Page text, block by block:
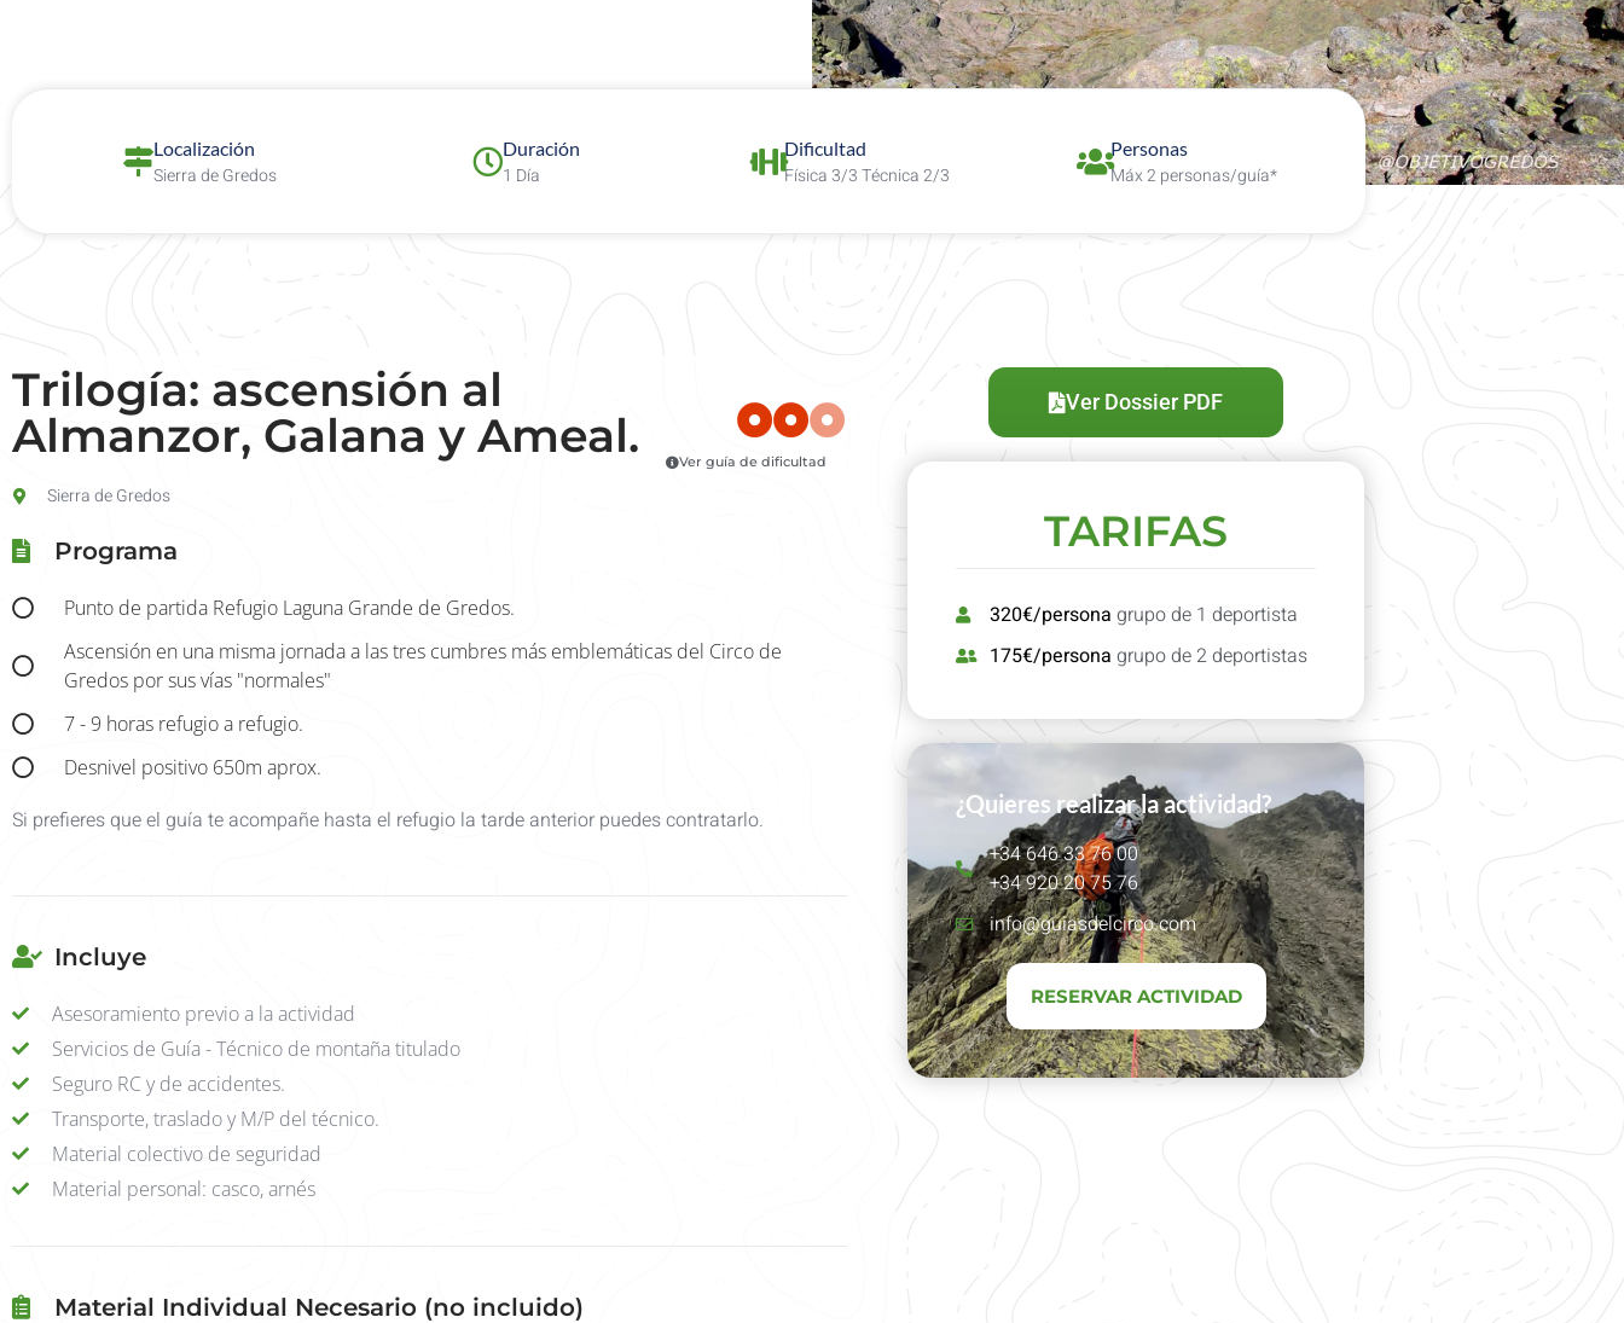
Localización
Sierra de Gredos
Duración
1 Día
Dificultad
Física 3/3 Técnica 2/3
Personas
Máx 2 personas/guía*
Trilogía: ascensión al
Almanzor, Galana y Ameal.
Sierra de Gredos
Ver guía de dificultad
Programa
Punto de partida Refugio Laguna Grande de Gredos.
Ascensión en una misma jornada a las tres cumbres más emblemáticas del Circo de
Gredos por sus vías "normales"
7 - 9 horas refugio a refugio.
Desnivel positivo 650m aprox.
Si prefieres que el guía te acompañe hasta el refugio la tarde anterior puedes contratarlo.
Incluye
Asesoramiento previo a la actividad
Servicios de Guía - Técnico de montaña titulado
Seguro RC y de accidentes.
Transporte, traslado y M/P del técnico.
Material colectivo de seguridad
Material personal: casco, arnés
Material Individual Necesario (no incluido)
Ver Dossier PDF
TARIFAS
320€/persona grupo de 1 deportista
175€/persona grupo de 2 deportistas
¿Quieres realizar la actividad?
+34 646 33 76 00
+34 920 20 75 76
info@guiasdelcirco.com​
RESERVAR ACTIVIDAD